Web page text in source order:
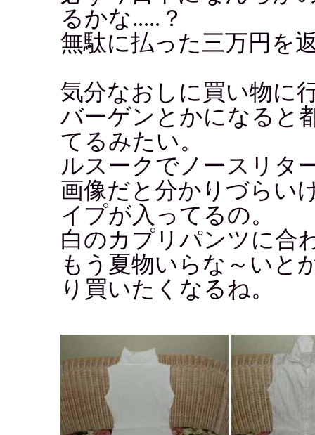
るかな.....？
無駄に払った三万円を
気分なおしに買い物に
バーゲンとかになると
てるみたい。
ルスークでノースリタ
画像だと分かりづらい
イプが入ってるの。
白のカプリパンツに合
もう夏物いらな～いと
り買いたくなるね。